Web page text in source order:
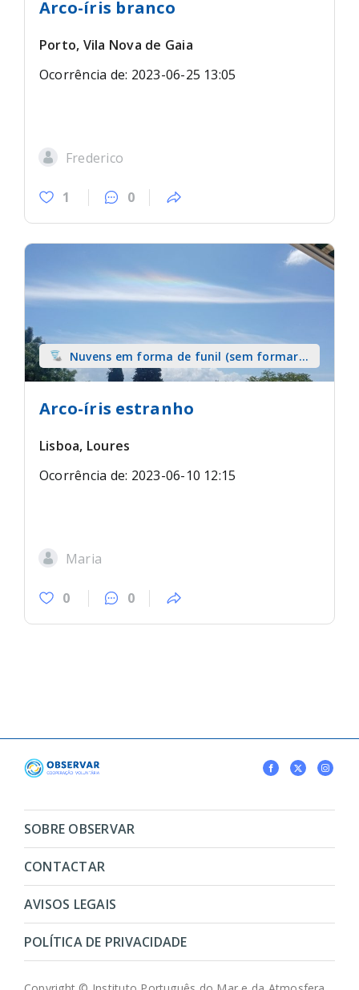
Arco-íris branco
Porto, Vila Nova de Gaia
Ocorrência de: 2023-06-25 13:05
Frederico
1 0
Nuvens em forma de funil (sem formar
tromba) sobre terra
Arco-íris estranho
Lisboa, Loures
Ocorrência de: 2023-06-10 12:15
Maria
0 0
SOBRE OBSERVAR
CONTACTAR
AVISOS LEGAIS
POLÍTICA DE PRIVACIDADE